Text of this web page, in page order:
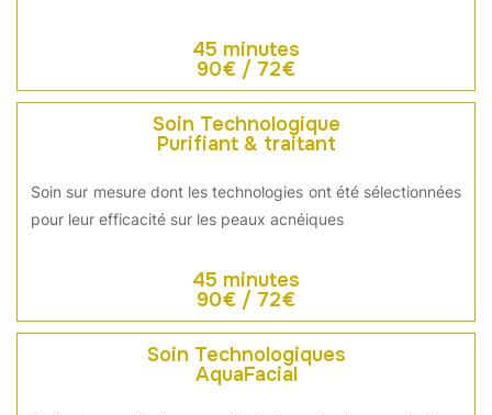
45 minutes
90€ / 72€
Soin Technologique
Purifiant & traitant
Soin sur mesure dont les technologies ont été sélectionnées
pour leur efficacité sur les peaux acnéiques
45 minutes
90€ / 72€
Soin Technologiques
AquaFacial